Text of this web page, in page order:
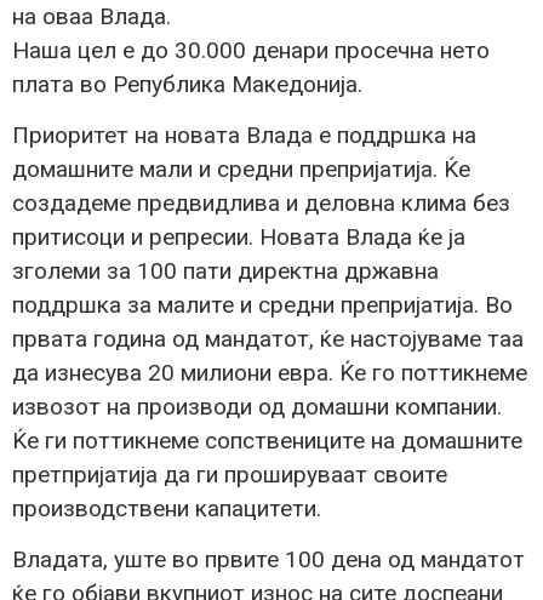
на оваа Влада.
Наша цел е до 30.000 денари просечна нето
плата во Република Македонија.
Приоритет на новата Влада е поддршка на
домашните мали и средни препријатија. Ќе
создадеме предвидлива и деловна клима без
притисоци и репресии. Новата Влада ќе ја
зголеми за 100 пати директна државна
поддршка за малите и средни препријатија. Во
првата година од мандатот, ќе настојуваме таа
да изнесува 20 милиони евра. Ќе го поттикнеме
извозот на производи од домашни компании.
Ќе ги поттикнеме сопствениците на домашните
претпријатија да ги прошируваат своите
производствени капацитети.
Владата, уште во првите 100 дена од мандатот
ќе го објави вкупниот износ на сите доспеани